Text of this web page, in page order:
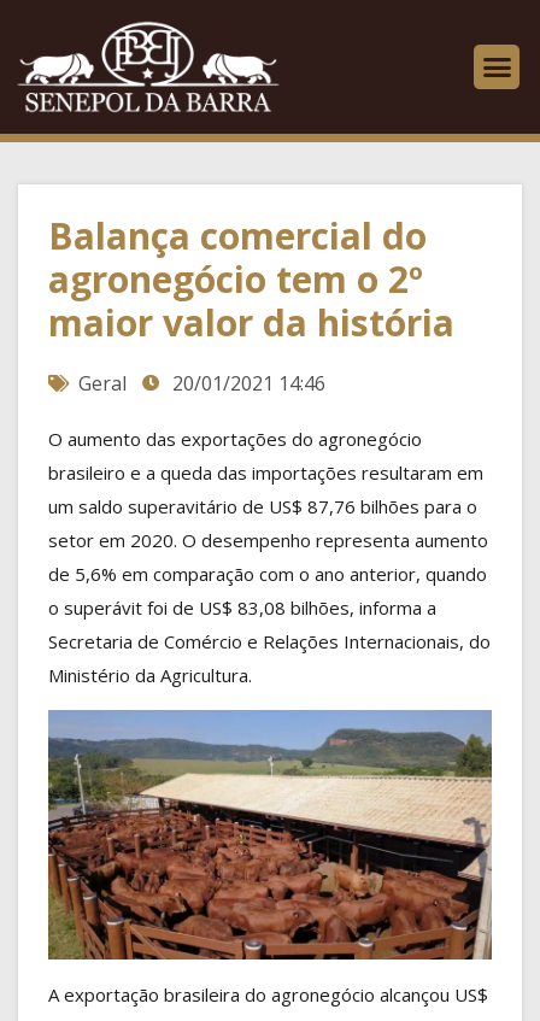
Balança comercial do
agronegócio tem o 2º
maior valor da história
Geral 20/01/2021 14:46
O aumento das exportações do agronegócio
brasileiro e a queda das importações resultaram em
um saldo superavitário de US$ 87,76 bilhões para o
setor em 2020. O desempenho representa aumento
de 5,6% em comparação com o ano anterior, quando
o superávit foi de US$ 83,08 bilhões, informa a
Secretaria de Comércio e Relações Internacionais, do
Ministério da Agricultura.
A exportação brasileira do agronegócio alcançou US$